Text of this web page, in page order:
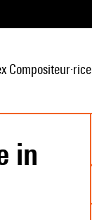
Compositeur·rice
in